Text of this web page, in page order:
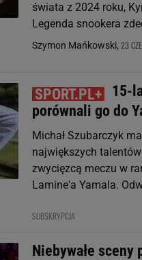
świata z 2024 roku,
Legenda snookera
Szymon Mańkowski, 23
15-
porównali go do
Michał Szubarczyk
największych
zwycięzcą meczu w
Lamine'a Yamala.
SUBSKRYPCJA
Niebywałe sceny